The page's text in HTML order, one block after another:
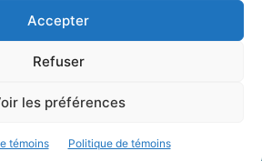
Accepter
Refuser
les préférences
témoins Politique de témoins
Est,
Société - Politique d'utilisation